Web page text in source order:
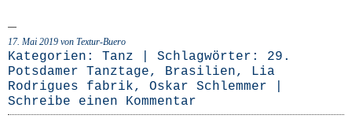
17. Mai 2019 von Textur-Buero
Kategorien: Tanz | Schlagwörter: 29.
Potsdamer Tanztage, Brasilien, Lia
Rodrigues fabrik, Oskar Schlemmer
Schreibe einen Kommentar